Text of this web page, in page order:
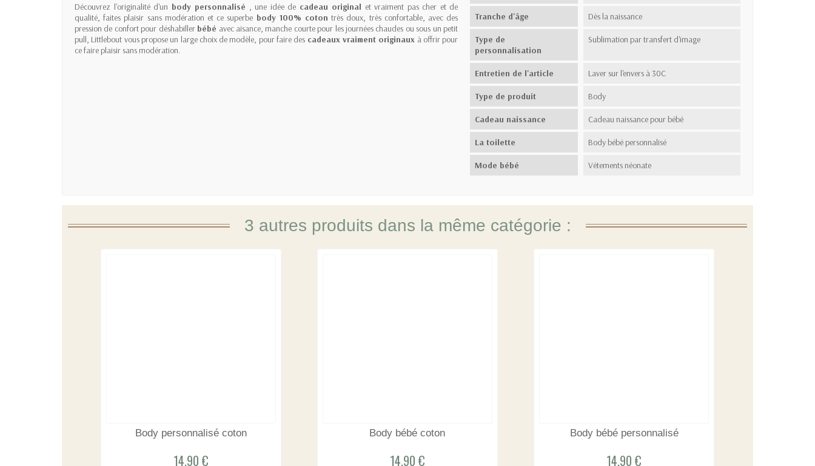
Découvrez l'originalité d'un body personnalisé , une idée de cadeau original et vraiment pas cher et de
qualité, faites plaisir sans modération et ce superbe body 100% coton très doux, très confortable, avec des
pression de confort pour déshabiller bébé avec aisance, manche courte pour les journées chaudes ou sous un petit
pull, Littlebout vous propose un large choix de modèle, pour faire des cadeaux vraiment originaux à offrir pour
ce faire plaisir sans modération.
Tranche d'âge Dès la naissance
Type de
personnalisation
Sublimation par transfert d'image
Entretien de l'article Laver sur l'envers à 30C
Type de produit Body
Cadeau naissance Cadeau naissance pour bébé
La toilette Body bébé personnalisé
Mode bébé Vétements néonate
3 autres produits dans la même catégorie :
Body personnalisé coton
14,90 €
Body bébé coton
14,90 €
Body bébé personnalisé
14,90 €